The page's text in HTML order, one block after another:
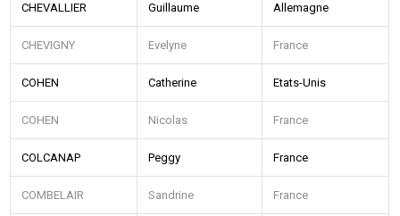
CHEVALLIER Guillaume Allemagne
CHEVIGNY Evelyne France
COHEN Catherine Etats-Unis
COHEN Nicolas France
COLCANAP Peggy France
COMBELAIR Sandrine France